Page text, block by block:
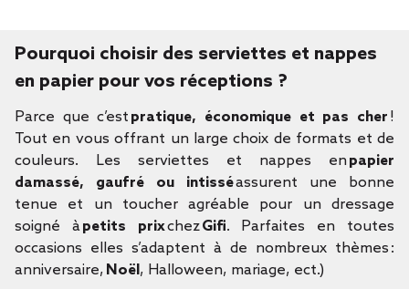
Pourquoi choisir des serviettes et nappes
en papier pour vos réceptions ?
Parce que c’est pratique, économique et pas cher !
Tout en vous offrant un large choix de formats et de
couleurs. Les serviettes et nappes enpapier
damassé, gaufré ou intisséassurent une bonne
tenue et un toucher agréable pour un dressage
soigné àpetits prixchezGifi. Parfaites en toutes
occasions elles s’adaptent à de nombreux thèmes :
anniversaire, Noël, Halloween, mariage, ect.)